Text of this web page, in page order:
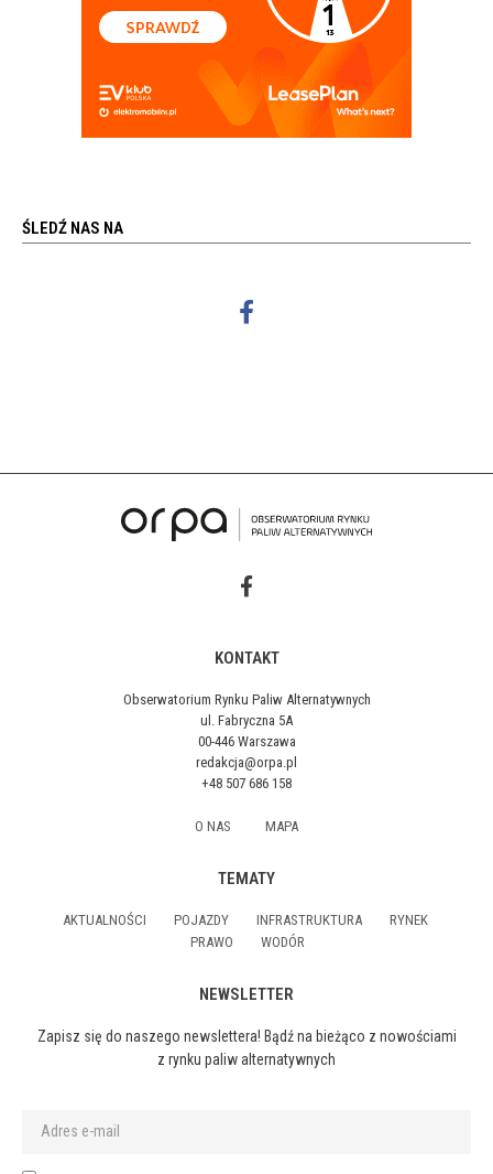
ŚLEDŹ NAS NA
KONTAKT
Obserwatorium Rynku Paliw Alternatywnych
ul. Fabryczna 5A
00-446 Warszawa
redakcja@orpa.pl
+48 507 686 158
O NAS MAPA
TEMATY
AKTUALNOŚCI POJAZDY INFRASTRUKTURA
RYNEK
PRAWO
WODÓR
NEWSLETTER
Zapisz się do naszego newslettera! Bądź na bieżąco z nowościami
z rynku paliw alternatywnych